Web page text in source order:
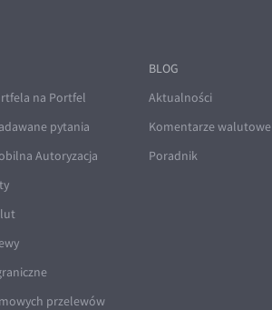
na Portfel
pytania
Autoryzacja
przelewów
BLOG
Aktualności
Komentarze walutowe
Poradnik